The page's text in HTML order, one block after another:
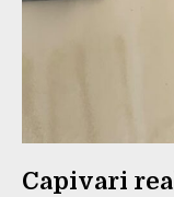
Capivari